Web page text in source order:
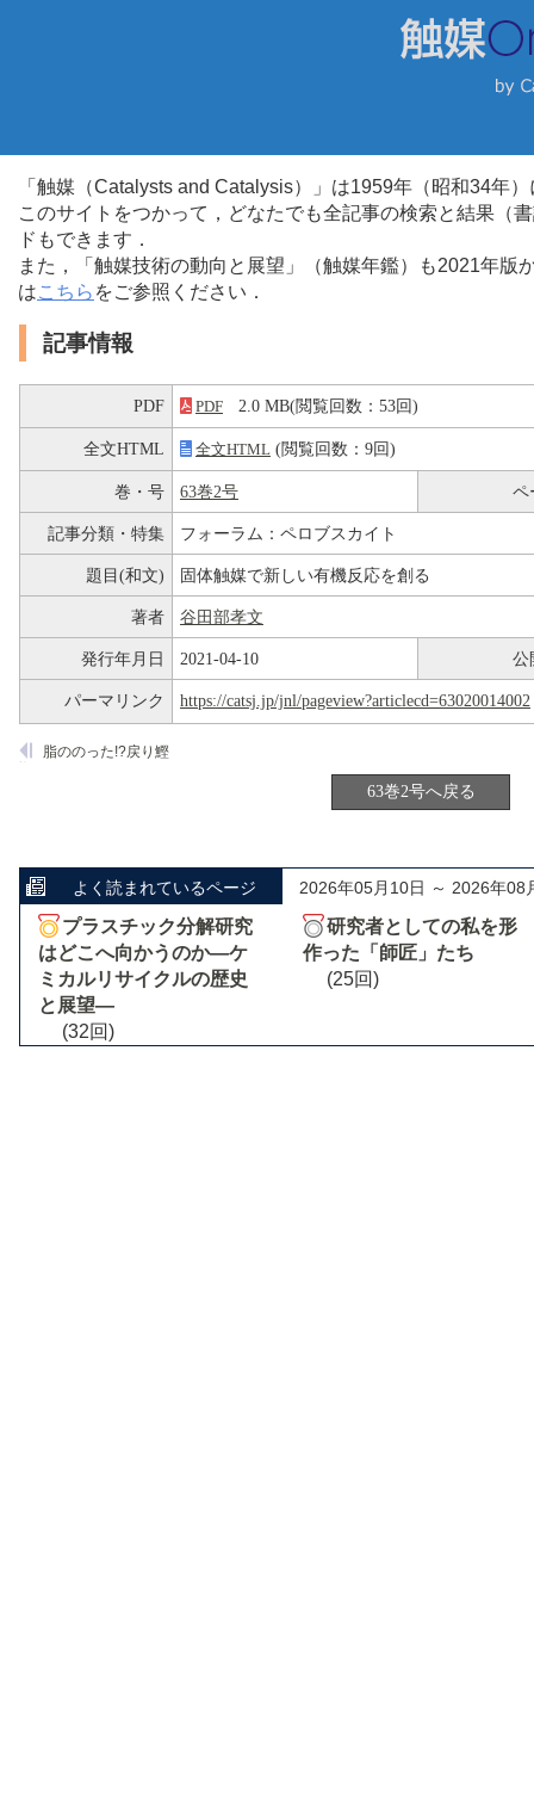
「触媒（Catalysts and Catalysis）」は1959年（昭和34年
このサイトをつかって，どなたでも全記事の検索と結果（
ドもできます．
また，「触媒技術の動向と展望」（触媒年鑑）も2021年
はこちら をご参照ください．
記事情報
PDF PDF 2.0 MB(閲覧回数：53回)
全文HTML 全文HTML (閲覧回数：9回)
巻・号 63巻2号 ペ
記事分類・特集 フォーラム：ペロブスカイト
題目(和文) 固体触媒で新しい有機反応を創る
著者 谷田部孝文
発行年月日 2021-04-10 公
パーマリンク https://catsj.jp/jnl/pageview?articlecd=63020014002
脂ののった!?戻り鰹
63巻2号へ戻る
よく読まれているページ 2026年05月10日 ～ 2026年08
プラスチック分解研究
はどこへ向かうのか―ケ
ミカルリサイクルの歴史
と展望―
(32回)
研究者としての私を形
作った「師匠」たち
(25回)